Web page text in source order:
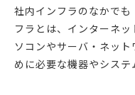
社内インフラのなかで
フラとは、インターネ
ソコンやサーバ・ネッ
めに必要な機器やシステ